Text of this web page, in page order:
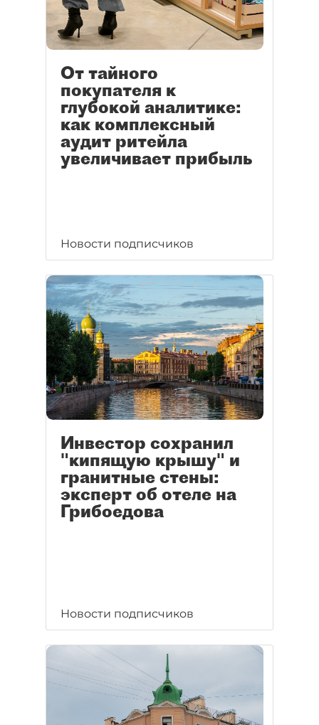
От тайного
покупателя к
глубокой аналитике:
как комплексный
аудит ритейла
увеличивает прибыль
Новости подписчиков
Инвестор сохранил
"кипящую крышу" и
гранитные стены:
эксперт об отеле на
Грибоедова
Новости подписчиков